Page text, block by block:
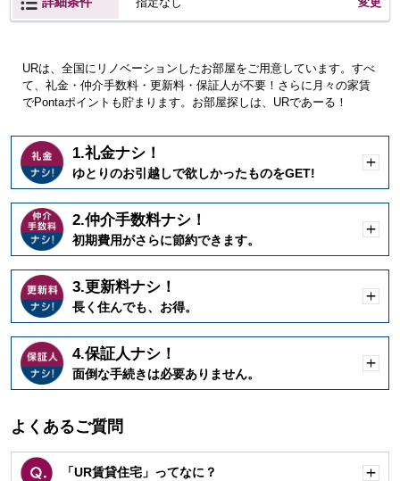
URは、全国にリノベーションしたお部屋をご用意しています。すべ
て、礼金・仲介手数料・更新料・保証人が不要！さらに月々の家賃
でPontaポイントも貯まります。お部屋探しは、URであーる！
1.礼金ナシ！
ゆとりのお引越しで欲しかったものをGET!
く
2.仲介手数料ナシ！
初期費用がさらに節約できます。
く
3.更新料ナシ！
長く住んでも、お得。
く
4.保証人ナシ！
面倒な手続きは必要ありません。
く
よくあるご質問
「UR賃貸住宅」ってなに？